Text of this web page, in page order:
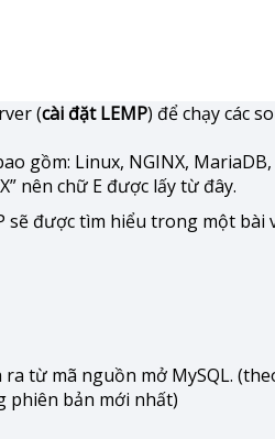
(cài đặt LEMP) để chạy các
gồm: Linux, NGINX, MariaDB,
nên chữ E được lấy từ đây.
sẽ được tìm hiểu trong một bài
từ mã nguồn mở MySQL.
phiên bản mới nhất)